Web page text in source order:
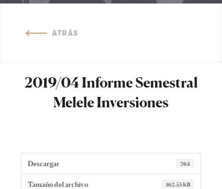
ATRÁS
2019/04 Informe Semestral
Melele Inversiones
Descargar 264
Tamaño del archivo 162.53 KB